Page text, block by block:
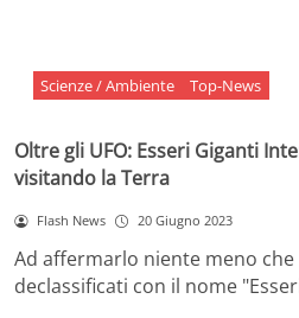
Scienze / Ambiente Top-News
Oltre gli UFO: Esseri Giganti
visitando la Terra
Flash News 20 Giugno 2023
Ad affermarlo niente meno che
declassificati con il nome